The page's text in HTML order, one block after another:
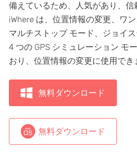
備えているため、人気があり、信
iWhere は、位置情報の変更、ワン
マルチストップ モード、ジョイ
4 つの GPS シミュレーション モ
おり、位置情報の変更に使用でき
無料ダウンロード
無料ダウンロード